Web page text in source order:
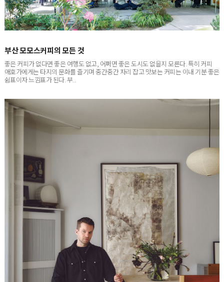
좋은 커피가 없다면 좋은 여행도 없고, 어쩌면 좋은 도시도 없을지 모른다. 특히 커피
애호가에게는 타지의 문화를 즐기며 중간중간 자리 잡고 맛보는 커피는 이내 기분 좋은
쉼표이자 느낌표가 된다. 부...